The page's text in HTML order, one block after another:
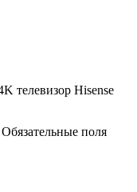
телевизор Hisense
Обязательные поля